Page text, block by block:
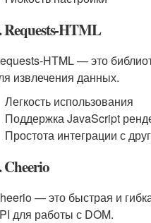
Requests-HTML
HTML — это
извлечения данных.
Легкость использования
Поддержка JavaScript
Простота интеграции с
Cheerio
— это быстрая и
для работы с DOM.